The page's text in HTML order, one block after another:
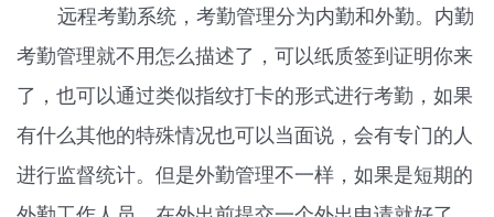
远程考勤系统，考勤管理分为内勤和外勤。内勤
考勤管理就不用怎么描述了，可以纸质签到证明你来
了，也可以通过类似指纹打卡的形式进行考勤，如果
有什么其他的特殊情况也可以当面说，会有专门的人
进行监督统计。但是外勤管理不一样，如果是短期的